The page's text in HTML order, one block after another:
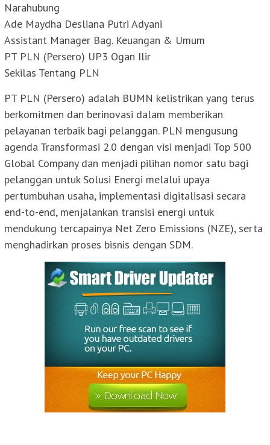
Narahubung
Ade Maydha Desliana Putri Adyani
Assistant Manager Bag. Keuangan & Umum
PT PLN (Persero) UP3 Ogan Ilir
Sekilas Tentang PLN
PT PLN (Persero) adalah BUMN kelistrikan yang terus
berkomitmen dan berinovasi dalam memberikan
pelayanan terbaik bagi pelanggan. PLN mengusung
agenda Transformasi 2.0 dengan visi menjadi Top 500
Global Company dan menjadi pilihan nomor satu bagi
pelanggan untuk Solusi Energi melalui upaya
pertumbuhan usaha, implementasi digitalisasi secara
end-to-end, menjalankan transisi energi untuk
mendukung tercapainya Net Zero Emissions (NZE), serta
menghadirkan proses bisnis dengan SDM.